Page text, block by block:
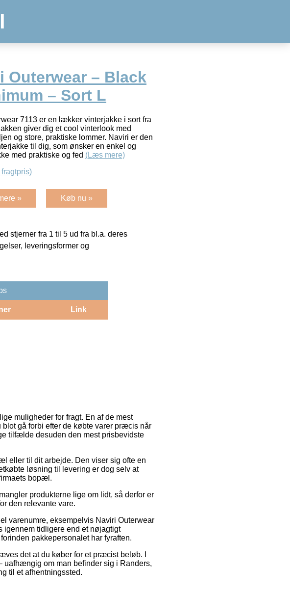
Outerwear – Black
– Sort L
7113 er en lækker vinterjakke i sort fra
giver dig et cool vinterlook med
og store, praktiske lommer. Naviri er den
til dig, som ønsker en enkel og
med praktiske og fed (Læs mere)
fragtpris)
» Køb nu »
stjerner fra 1 til 5 ud fra bl.a. deres
leveringsformer og
Link
muligheder for fragt. En af de mest
gå forbi efter de købte varer præcis når
tilfælde desuden den mest prisbevidste
eller til dit arbejde. Den viser sig ofte en
løsning til levering er dog selv at
bopæl.
produkterne lige om lidt, så derfor er
den relevante vare.
varenumre, eksempelvis Naviri Outerwear
igennem tidligere end et nøjagtigt
pakkepersonalet har fyraften.
det at du køber for et præcist beløb. I
uafhængig om man befinder sig i Randers,
til et afhentningssted.